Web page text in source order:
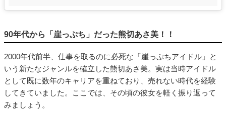
90年代から「崖っぷち」だった熊切あさ美！！
2000年代前半、仕事を取るのに必死な「崖っぷちアイドル」と
いう新たなジャンルを確立した熊切あさ美。実は当時アイドル
として既に数年のキャリアを重ねており、売れない時代を経験
してきていました。ここでは、その頃の彼女を軽く振り返って
みましょう。